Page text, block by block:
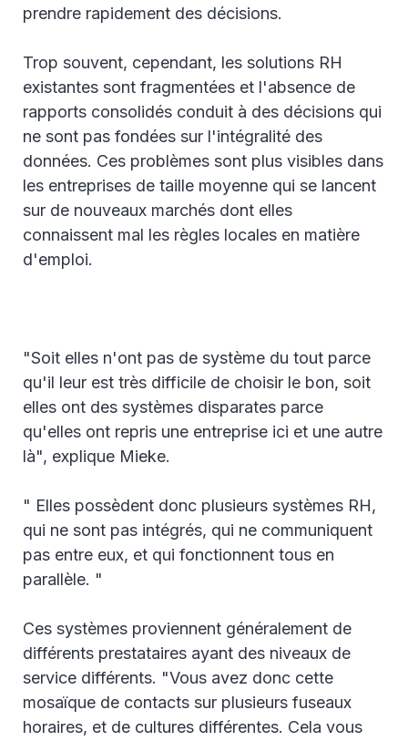
prendre rapidement des décisions.
Trop souvent, cependant, les solutions RH
existantes sont fragmentées et l'absence de
rapports consolidés conduit à des décisions qui
ne sont pas fondées sur l'intégralité des
données. Ces problèmes sont plus visibles dans
les entreprises de taille moyenne qui se lancent
sur de nouveaux marchés dont elles
connaissent mal les règles locales en matière
d'emploi.
"Soit elles n'ont pas de système du tout parce
qu'il leur est très difficile de choisir le bon, soit
elles ont des systèmes disparates parce
qu'elles ont repris une entreprise ici et une autre
là", explique Mieke.
" Elles possèdent donc plusieurs systèmes RH,
qui ne sont pas intégrés, qui ne communiquent
pas entre eux, et qui fonctionnent tous en
parallèle. "
Ces systèmes proviennent généralement de
différents prestataires ayant des niveaux de
service différents. "Vous avez donc cette
mosaïque de contacts sur plusieurs fuseaux
horaires, et de cultures différentes. Cela vous